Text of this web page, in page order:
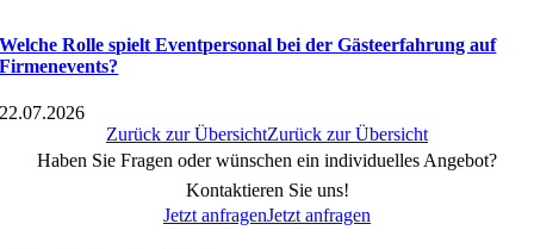
Welche Rolle spielt Eventpersonal bei der Gästeerfahrung auf
Firmenevents?
22.07.2026
Zurück zur ÜbersichtZurück zur Übersicht
Haben Sie Fragen oder wünschen ein individuelles Angebot?
Kontaktieren Sie uns!
Jetzt anfragenJetzt anfragen